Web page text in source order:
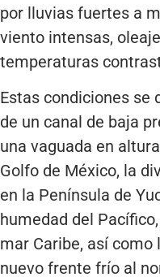
por lluvias fuertes a
viento intensas,
temperaturas
Estas condiciones se
de un canal de baja
una vaguada en
Golfo de México, la
en la Península de
humedad del
mar Caribe, así como
nuevo frente frío al